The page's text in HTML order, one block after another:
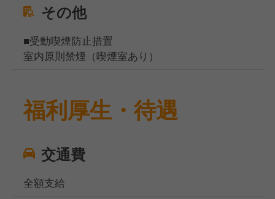
その他
■受動喫煙防止措置
室内原則禁煙（喫煙室あり）
福利厚生・待遇
交通費
全額支給